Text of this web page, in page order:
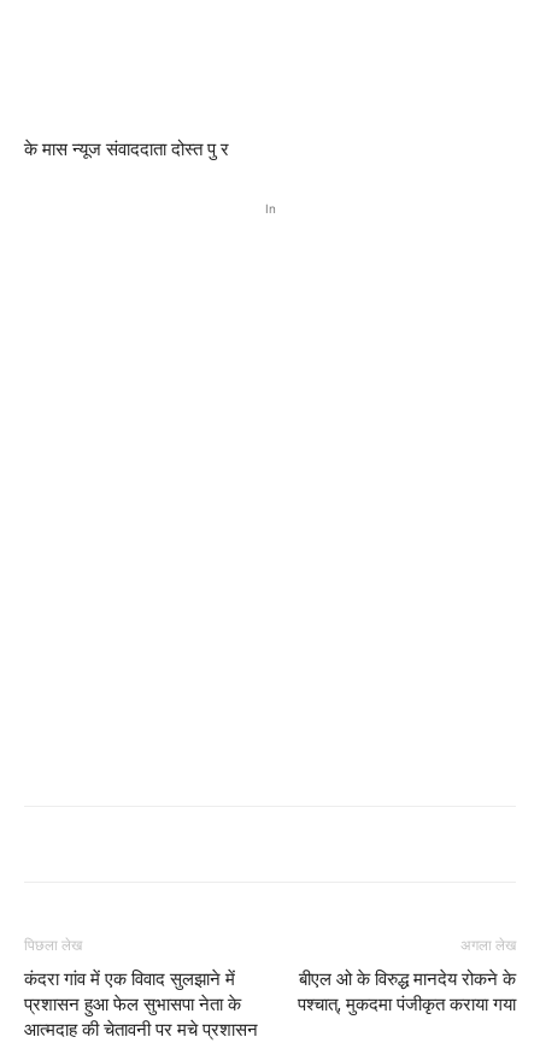
के मास न्यूज संवाददाता दोस्त पु र
In
पिछला लेख
कंदरा गांव में एक विवाद सुलझाने में
प्रशासन हुआ फेल सुभासपा नेता के
आत्मदाह की चेतावनी पर मचे प्रशासन
अगला लेख
बीएल ओ के विरुद्ध मानदेय रोकने के
पश्चात्, मुकदमा पंजीकृत कराया गया